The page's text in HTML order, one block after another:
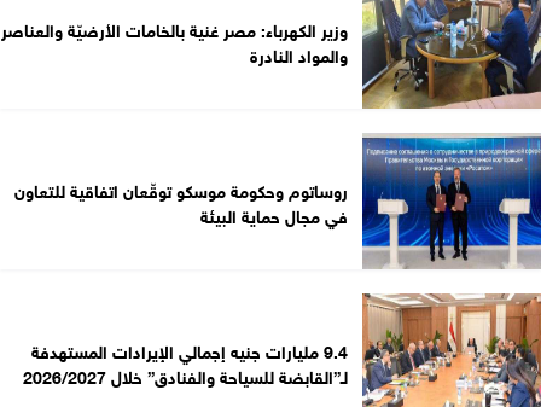
وزير الكهرباء: مصر غنية بالخامات الأرضيّة والعناصر
والمواد النادرة
روساتوم وحكومة موسكو توقّعان اتفاقية للتعاون
في مجال حماية البيئة
9.4 مليارات جنيه إجمالي الإيرادات المستهدفة
لـ”القابضة للسياحة والفنادق” خلال 2026/2027